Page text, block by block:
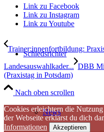
Schiedsrichter
News
Link zu Facebook
Link zu Instagram
Link zu Youtube
Trainer:innenfortbildung:
Landesauswahlkader... DBB
(Praxistag in Potsdam)
Nach oben scrollen
Cookies erleichtern die
der Webseite erklärst du dich
Informationen
Akzeptieren